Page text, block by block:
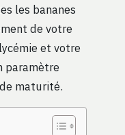
les bananes
de votre
et votre
paramètre
maturité.